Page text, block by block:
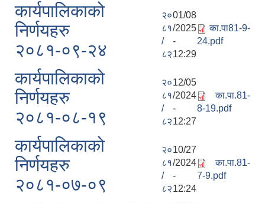
कार्यपालिकाको
निर्णयहरु
२०८१-०९-२४
२०
८१
/
८२
01/08
/2025
-
12:29
का.पा81-9-
24.pdf
कार्यपालिकाको
निर्णयहरु
२०८१-०८-१९
२०
८१
/
८२
12/05
/2024
-
12:27
का.पा.81-
8-19.pdf
कार्यपालिकाको
निर्णयहरु
२०८१-०७-०९
२०
८१
/
८२
10/27
/2024
-
12:24
का.पा.81-
7-9.pdf